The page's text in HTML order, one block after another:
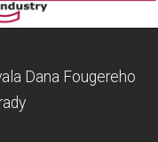
Dana Fougereho